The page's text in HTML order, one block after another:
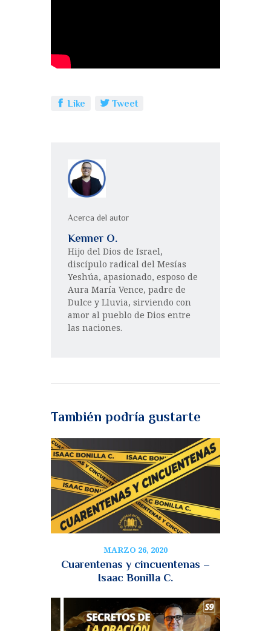
k
ir
Like Tweet
Acerca del autor
Kenner O.
Hijo del Dios de Israel,
discípulo radical del Mesías
Yeshúa, apasionado, esposo de
Aura María Vence, padre de
Dulce y Lluvia, sirviendo con
amor al pueblo de Dios entre
las naciones.
También podría gustarte
MARZO 26, 2020
Cuarentenas y cincuentenas –
Isaac Bonilla C.